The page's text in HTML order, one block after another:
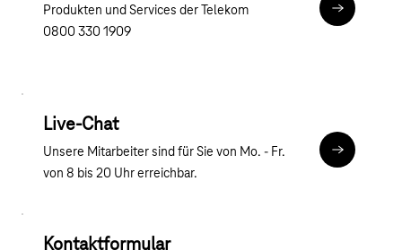
Produkten und Services der Telekom
0800 330 1909
Zur Hotline
Live-Chat
Unsere Mitarbeiter sind für Sie von Mo. - Fr.
von 8 bis 20 Uhr erreichbar.
Zum Chat
Kontaktformular